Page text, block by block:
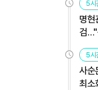
5시
명현
검…"
5시
사순
최소